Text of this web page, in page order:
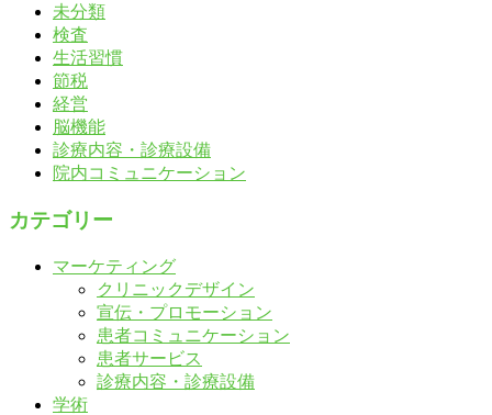
未分類
検査
生活習慣
節税
経営
脳機能
診療内容・診療設備
院内コミュニケーション
カテゴリー
マーケティング
クリニックデザイン
宣伝・プロモーション
患者コミュニケーション
患者サービス
診療内容・診療設備
学術